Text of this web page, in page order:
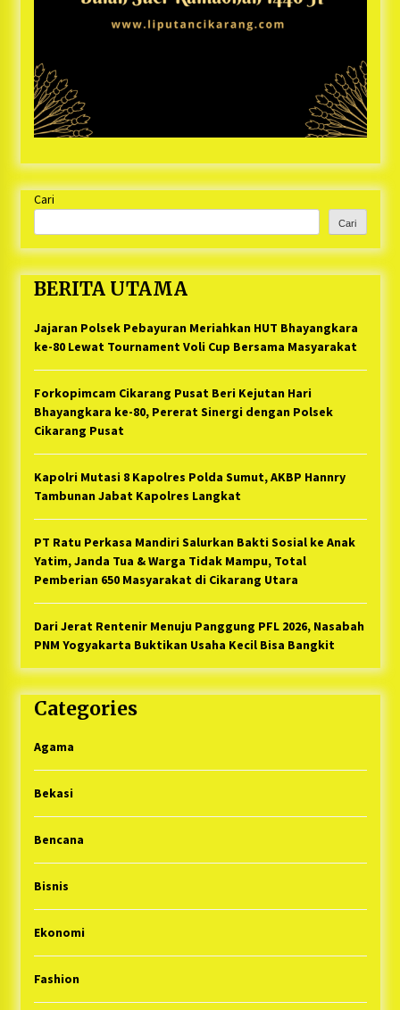
Cari
Cari
BERITA UTAMA
Jajaran Polsek Pebayuran Meriahkan HUT Bhayangkara
ke-80 Lewat Tournament Voli Cup Bersama Masyarakat
Forkopimcam Cikarang Pusat Beri Kejutan Hari
Bhayangkara ke-80, Pererat Sinergi dengan Polsek
Cikarang Pusat
Kapolri Mutasi 8 Kapolres Polda Sumut, AKBP Hannry
Tambunan Jabat Kapolres Langkat
PT Ratu Perkasa Mandiri Salurkan Bakti Sosial ke Anak
Yatim, Janda Tua & Warga Tidak Mampu, Total
Pemberian 650 Masyarakat di Cikarang Utara
Dari Jerat Rentenir Menuju Panggung PFL 2026, Nasabah
PNM Yogyakarta Buktikan Usaha Kecil Bisa Bangkit
Categories
Agama
Bekasi
Bencana
Bisnis
Ekonomi
Fashion